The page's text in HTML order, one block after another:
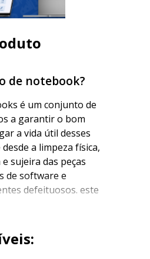
de notebook?
é um conjunto de
a garantir o bom
a vida útil desses
a limpeza física,
sujeira das peças
de software e
defeituosos. este
evitar problemas,
a